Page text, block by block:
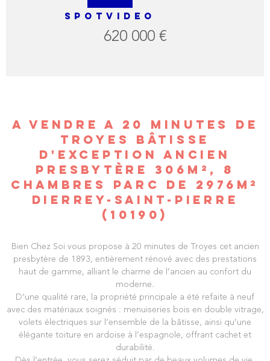
SPOTVIDEO
620 000 €
A VENDRE A 20 MINUTES DE
TROYES BÂTISSE
D'EXCEPTION ANCIEN
PRESBYTÈRE 306M², 8
CHAMBRES PARC DE 2976M²
DIERREY-SAINT-PIERRE
(10190)
Bien Chez Soi vous propose à 20 minutes de Troyes cet ancien
presbytère de 1893, entièrement rénové avec des prestations
haut de gamme, alliant le charme de l’ancien au confort du
moderne.
D’une qualité rare, la propriété principale a été refaite à neuf
avec des matériaux soignés : menuiseries bois en double vitrage,
volets électriques sur l’ensemble de la bâtisse, ainsi qu’une
élégante toiture en ardoise à l’espagnole, offrant cachet et
durabilité.